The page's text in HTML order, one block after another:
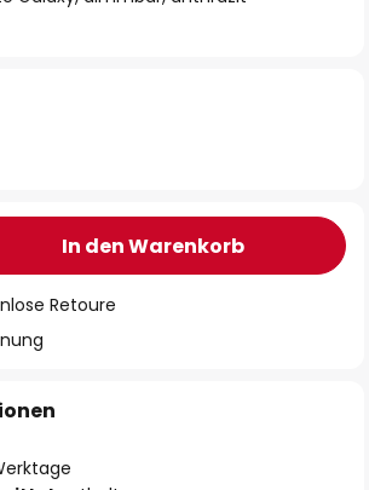
In den Warenkorb
Retoure